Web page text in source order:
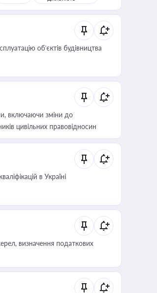
об’єктів будівництва
включаючи зміни до
цивільних правовідносин
в Україні
визначення податкових